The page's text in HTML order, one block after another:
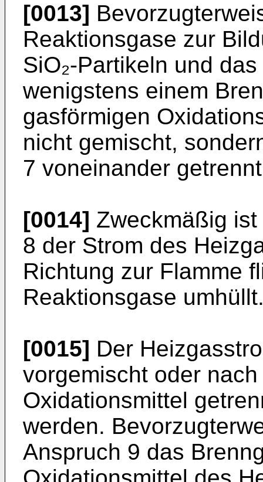
[0013]
Reaktionsgase zur
SiO₂-Partikeln und
wenigstens einem
gasförmigen
nicht gemischt,
7 voneinander
[0014] Zweckmäßig
8 der Strom des
Richtung zur Flamme
Reaktionsgase
[0015] Der
vorgemischt oder
Oxidationsmittel
werden.
Anspruch 9 das